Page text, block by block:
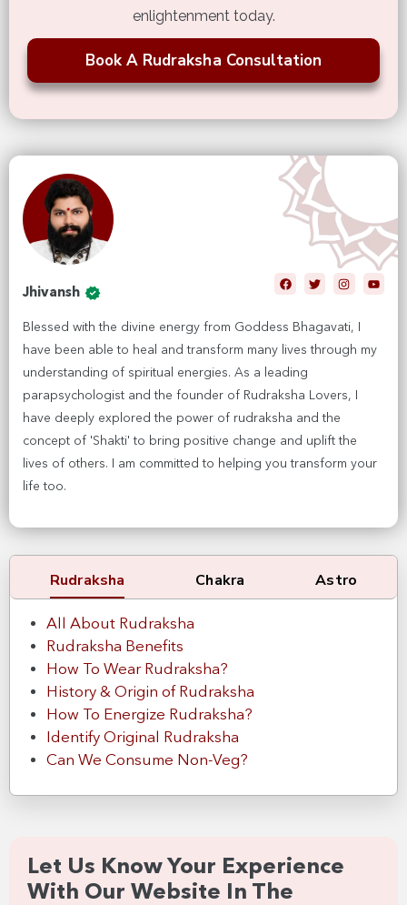
enlightenment today.
Book A Rudraksha Consultation
Jhivansh
Blessed with the divine energy from Goddess Bhagavati, I
have been able to heal and transform many lives through my
understanding of spiritual energies. As a leading
parapsychologist and the founder of Rudraksha Lovers, I
have deeply explored the power of rudraksha and the
concept of 'Shakti' to bring positive change and uplift the
lives of others. I am committed to helping you transform your
life too.
Rudraksha Chakra Astro
All About Rudraksha
Rudraksha Benefits
How To Wear Rudraksha?
History & Origin of Rudraksha
How To Energize Rudraksha?
Identify Original Rudraksha
Can We Consume Non-Veg?
Let Us Know Your Experience
With Our Website In The